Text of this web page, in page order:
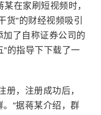
在家刷短视频时，
货”的财经视频吸引
加了自称证券公司的
”的指导下下载了一
册，注册成功后，
”据蒋某介绍，群